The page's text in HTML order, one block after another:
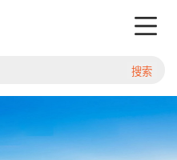
搜索